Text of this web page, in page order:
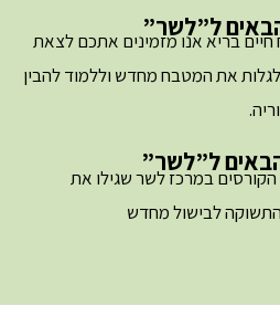
ל”לשר”
חיים בריא אנו מזמינים אתכם לצאת
לגלות את המטבח מחדש וללמוד להבין
ל”לשר”
במרכז לשר שגילו את
לבישול מחדש